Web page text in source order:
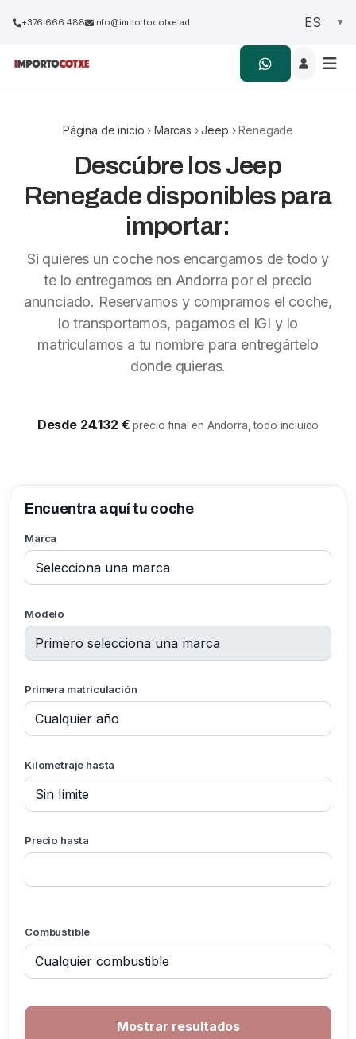
+376 666 488 info@importocotxe.ad
Página de inicio › Marcas ›Jeep › Renegade
Descúbre los Jeep
Renegade disponibles para
importar:
Si quieres un coche nos encargamos de todo y
te lo entregamos en Andorra por el precio
anunciado. Reservamos y compramos el coche,
lo transportamos, pagamos el IGI y lo
matriculamos a tu nombre para entregártelo
donde quieras.
Desde 24.132 €precio final en Andorra, todo incluido
Encuentra aquí tu coche
Marca
Modelo
Primera matriculación
Kilometraje hasta
Precio hasta
Combustible